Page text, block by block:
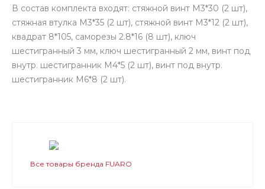
В состав комплекта входят: стяжной винт М3*30 (2 шт),
стяжная втулка М3*35 (2 шт), стяжной винт М3*12 (2 шт),
квадрат 8*105, саморезы 2.8*16 (8 шт), ключ
шестигранный 3 мм, ключ шестигранный 2 мм, винт под
внутр. шестигранник М4*5 (2 шт), винт под внутр.
шестигранник М6*8 (2 шт).
Все товары бренда FUARO